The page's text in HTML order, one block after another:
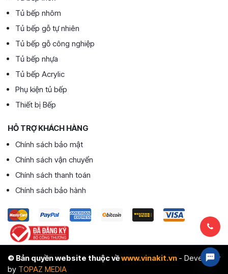
Tủ bếp nhôm
Tủ bếp gỗ tự nhiên
Tủ bếp gỗ công nghiệp
Tủ bếp nhựa
Tủ bếp Acrylic
Phụ kiện tủ bếp
Thiết bị Bếp
HỖ TRỢ KHÁCH HÀNG
Chính sách bảo mật
Chính sách vận chuyển
Chính sách thanh toán
Chính sách bảo hành
© Bản quyền website thuộc vềwww.vinakit.vn - Developer
by TOPAZ MEDIA